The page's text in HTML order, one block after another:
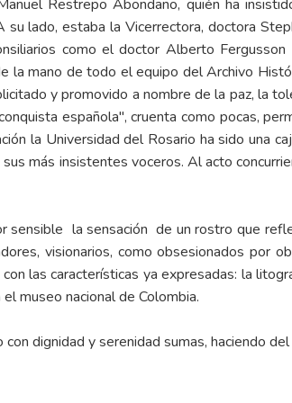
Restrepo Abondano, quién ha
lado, estaba la Vicerrectora, doctora
como el doctor Alberto
la mano de todo el equipo del Archivo
y promovido a nombre de la paz, la
española", cruenta como pocas,
la Universidad del Rosario ha sido una
más insistentes voceros. Al acto
la sensación de un rostro que
visionarios, como obsesionados por
las características ya expresadas: la
museo nacional de Colombia.
dignidad y serenidad sumas, haciendo